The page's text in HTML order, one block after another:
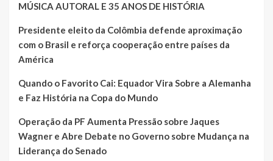
MÚSICA AUTORAL E 35 ANOS DE HISTÓRIA
Presidente eleito da Colômbia defende aproximação
com o Brasil e reforça cooperação entre países da
América
Quando o Favorito Cai: Equador Vira Sobre a Alemanha
e Faz História na Copa do Mundo
Operação da PF Aumenta Pressão sobre Jaques
Wagner e Abre Debate no Governo sobre Mudança na
Liderança do Senado